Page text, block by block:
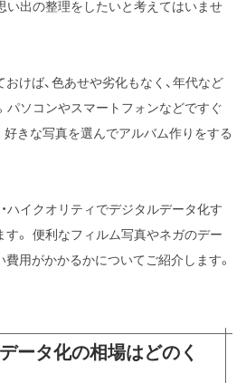
い出の整理をしたいと考えてはいませ
けば、色あせや劣化もなく、年代など
パソコンやスマートフォンなどですぐ
好きな写真を選んでアルバム作りをする
ハイクオリティでデジタルデータ化す
。 便利なフィルム写真やネガのデー
用がかかるかについてご紹介します。
ータ化の相場はどのく